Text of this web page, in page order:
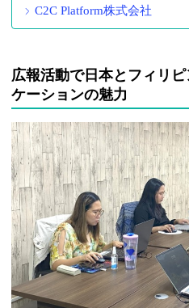
C2C Platform株式会社
広報活動で日本とフィリ
ケーションの魅力